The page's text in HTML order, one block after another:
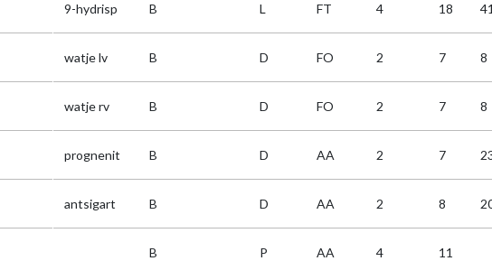
9-hydrisp B L FT 4 18
watje lv B D FO 2 7 8
watje rv B D FO 2 7 8
prognenit B D AA 2 7
antsigart B D AA 2 8
B P AA 4 11